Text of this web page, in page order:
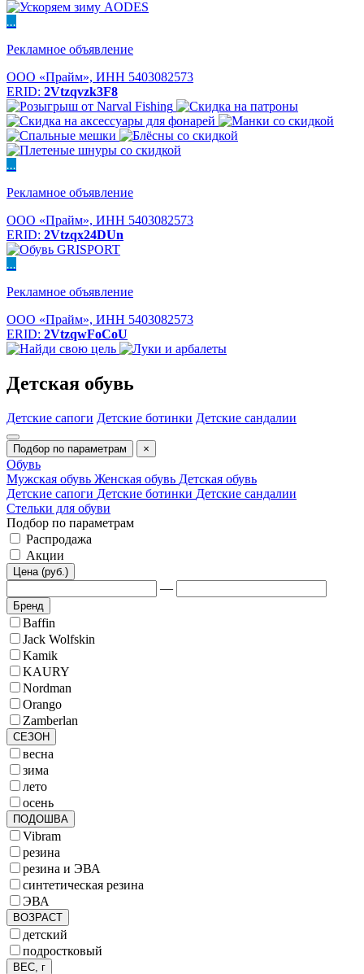
...
Рекламное объявление
ООО «Прайм», ИНН 5403082573
ERID: 2Vtzqvzk3F8
...
Рекламное объявление
ООО «Прайм», ИНН 5403082573
ERID: 2Vtzqx24DUn
...
Рекламное объявление
ООО «Прайм», ИНН 5403082573
ERID: 2VtzqwFoCoU
Детская обувь
Детские сапоги Детские ботинки Детские сандалии
Подбор по параметрам ×
Обувь
Мужская обувь Женская обувь Детская обувь
Детские сапоги Детские ботинки Детские сандалии
Стельки для обуви
Подбор по параметрам
Распродажа
Акции
Цена (руб.)
—
Бренд
Baffin
Jack Wolfskin
Kamik
KAURY
Nordman
Orango
Zamberlan
СЕЗОН
весна
зима
лето
осень
ПОДОШВА
Vibram
резина
резина и ЭВА
синтетическая резина
ЭВА
ВОЗРАСТ
детский
подростковый
ВЕС, г